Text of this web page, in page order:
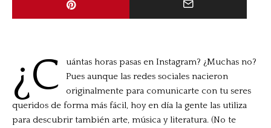
¿C
uántas horas pasas en Instagram? ¿Muchas no?
Pues aunque las redes sociales nacieron
originalmente para comunicarte con tu seres
queridos de forma más fácil, hoy en día la gente las utiliza
para descubrir también arte, música y literatura. (No te